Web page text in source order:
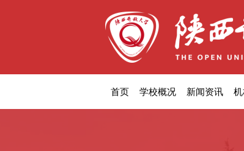
首页 学校概况 新闻资讯